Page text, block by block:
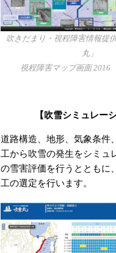
吹きだまり・視程障害情報提
丸」
視程障害マップ画面 2016
【吹雪シミュレー
道路構造、地形、気象条件
工から吹雪の発生をシミュ
の雪害評価を行うとともに
工の選定を行います。